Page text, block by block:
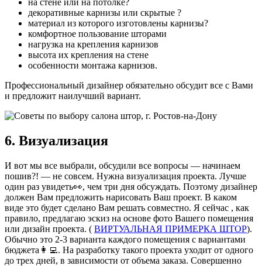
на стене или на потолке?
декоративные карнизы или скрытые ?
материал из которого изготовлены карнизы?
комфортное пользование шторами
нагрузка на крепления карнизов
высота их крепления на стене
особенности монтажа карнизов.
Профессиональный дизайнер обязательно обсудит все с Вами
и предложит наилучший вариант.
6. Визуализация
И вот мы все выбрали, обсудили все вопросы — начинаем
пошив?! — не совсем. Нужна визуализация проекта. Лучше
один раз увидеть👀, чем три дня обсуждать. Поэтому дизайнер
должен Вам предложить нарисовать Ваш проект. В каком
виде это будет сделано Вам решать совместно. Я сейчас , как
правило, предлагаю эскиз на основе фото Вашего помещения
или дизайн проекта. ( ВИРТУАЛЬНАЯ ПРИМЕРКА ШТОР).
Обычно это 2-3 варианта каждого помещения с вариантами
бюджета👩‍💻. На разработку такого проекта уходит от одного
до трех дней, в зависимости от объема заказа. Совершенно